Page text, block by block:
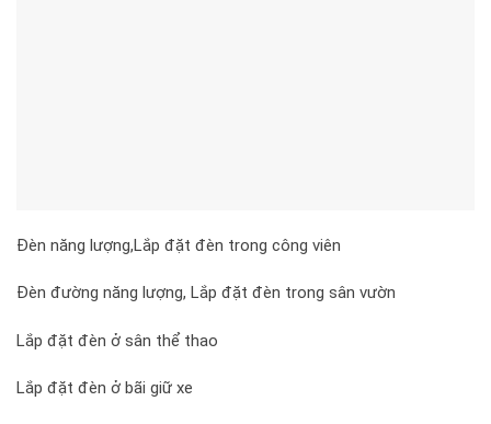
Đèn năng lượng,Lắp đặt đèn trong công viên
Đèn đường năng lượng, Lắp đặt đèn trong sân vườn
Lắp đặt đèn ở sân thể thao
Lắp đặt đèn ở bãi giữ xe